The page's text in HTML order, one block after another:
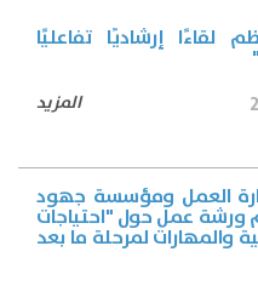
لقاءًا إرشاديًا تفاعليًا
المزيد
العمل ومؤسسة جهود
ورشة عمل حول "احتياجات
والمهارات لمرحلة ما بعد